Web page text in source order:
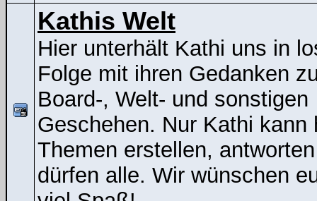
Kathis Welt
Hier unterhält Kathi uns in
Folge mit ihren Gedanken
Board-, Welt- und sonstigen
Geschehen. Nur Kathi kann
Themen erstellen, antworten
dürfen alle. Wir wünschen